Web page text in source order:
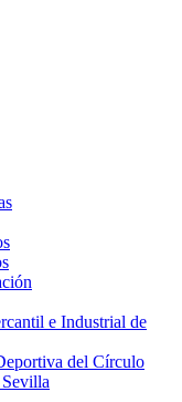
e Industrial de
del Círculo